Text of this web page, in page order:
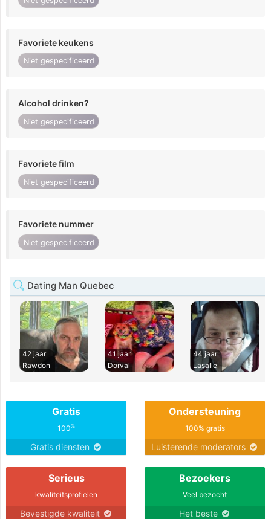
Favoriete keukens
Niet gespecificeerd
Alcohol drinken?
Niet gespecificeerd
Favoriete film
Niet gespecificeerd
Favoriete nummer
Niet gespecificeerd
Dating Man Quebec
42 jaar
Rawdon
41 jaar
Dorval
44 jaar
Lasalle
Gratis
100%
Gratis diensten
Ondersteuning
100% gratis
Luisterende moderators
Serieus
kwaliteitsprofielen
Bevestigde kwaliteit
Bezoekers
Veel bezocht
Het beste